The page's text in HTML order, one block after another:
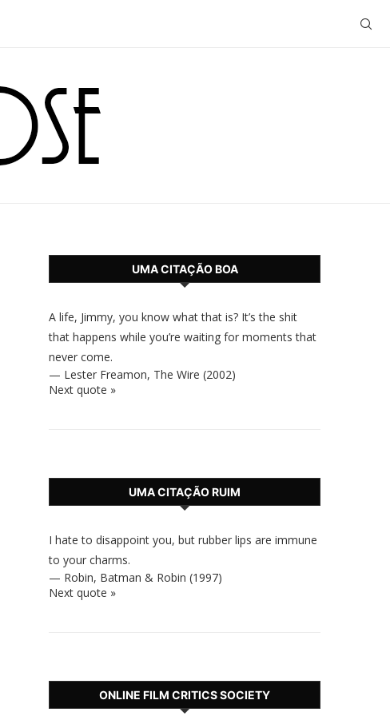
UMA CITAÇÃO BOA
A life, Jimmy, you know what that is? It’s the shit
that happens while you’re waiting for moments that
never come.
— Lester Freamon, The Wire (2002)
Next quote »
UMA CITAÇÃO RUIM
I hate to disappoint you, but rubber lips are immune
to your charms.
— Robin, Batman & Robin (1997)
Next quote »
ONLINE FILM CRITICS SOCIETY